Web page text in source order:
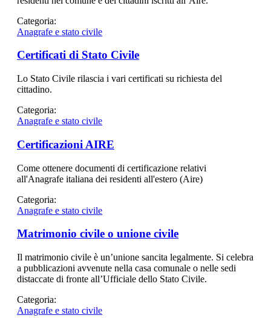
Categoria:
Anagrafe e stato civile
Certificati di Stato Civile
Lo Stato Civile rilascia i vari certificati su richiesta del
cittadino.
Categoria:
Anagrafe e stato civile
Certificazioni AIRE
Come ottenere documenti di certificazione relativi
all'Anagrafe italiana dei residenti all'estero (Aire)
Categoria:
Anagrafe e stato civile
Matrimonio civile o unione civile
Il matrimonio civile è un’unione sancita legalmente. Si celebra
a pubblicazioni avvenute nella casa comunale o nelle sedi
distaccate di fronte all’Ufficiale dello Stato Civile.
Categoria:
Anagrafe e stato civile